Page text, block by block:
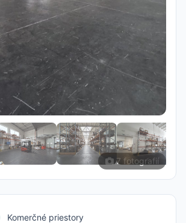
7 fotografií
Komerčné priestory